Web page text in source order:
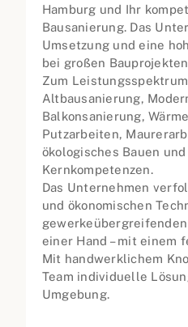
Hamburg und Ihr
Bausanierung. Das
Umsetzung und eine
bei großen
Zum
Altbausanierung,
Balkonsanierung,
Putzarbeiten,
ökologisches Bauen
Kernkompetenzen.
Das Unternehmen
und ökonomischen
einer Hand – mit einem
Mit handwerklichem
Team individuelle
Umgebung.